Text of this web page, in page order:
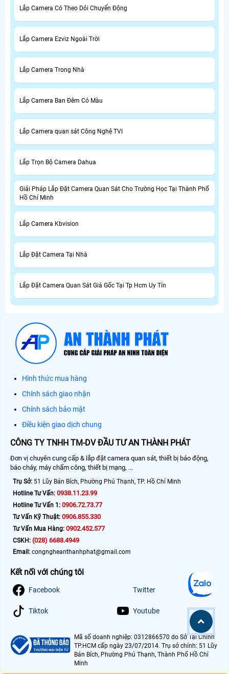
Lắp Camera Có Theo Dỏi Chuyển Động
Lắp Camera Ezviz Ngoài Trời
Lắp Camera Trong Nhà
Lắp Camera Ban Đêm Có Màu
Lắp Camera quan sát Công Nghệ TVI
Lắp Trọn Bộ Camera Dahua
Giải Pháp Lắp Đặt Camera Quan Sát Cho Trường Học Tại Thành Phố
Hồ Chí Minh
Lắp Camera Kbvision
Lắp Đặt Camera Tại Nhà
Lắp Đặt Camera Quan Sát Giá Gốc Tại Tp Hcm Uy Tín
Hình thức mua hàng
Chính sách giao nhận
Chính sách bảo mật
Điều kiện giao dịch chung
CÔNG TY TNHH TM-DV ĐẦU TƯ AN THÀNH PHÁT
Đơn vị chuyên cung cấp & lắp đặt camera quan sát, thiết bị báo động,
báo cháy, máy chấm công, thiết bị mạng, ...
Trụ Sở: 51 Lũy Bán Bích, Phường Phú Thạnh, TP. Hồ Chí Minh
Hotline Tư Vấn: 0938.11.23.99
Hotline Tư Vấn 1: 0906.72.73.77
Tư Vấn Kỹ Thuật: 0906.855.330
Tư Vấn Mua Hàng: 0902.452.577
CSKH: (028) 6688.4949
Email: congngheanthanhphat@gmail.com
Kết nối với chúng tôi
Facebook Twitter
Tiktok Youtube
Mã số doanh nghiệp: 0312866570 do Sở Tài Chính
TP.HCM cấp ngày 23/07/2014. Trụ sở chính: 51 Lũy
Bán Bích, Phường Phú Thạnh, Thành Phố Hồ Chí
Minh